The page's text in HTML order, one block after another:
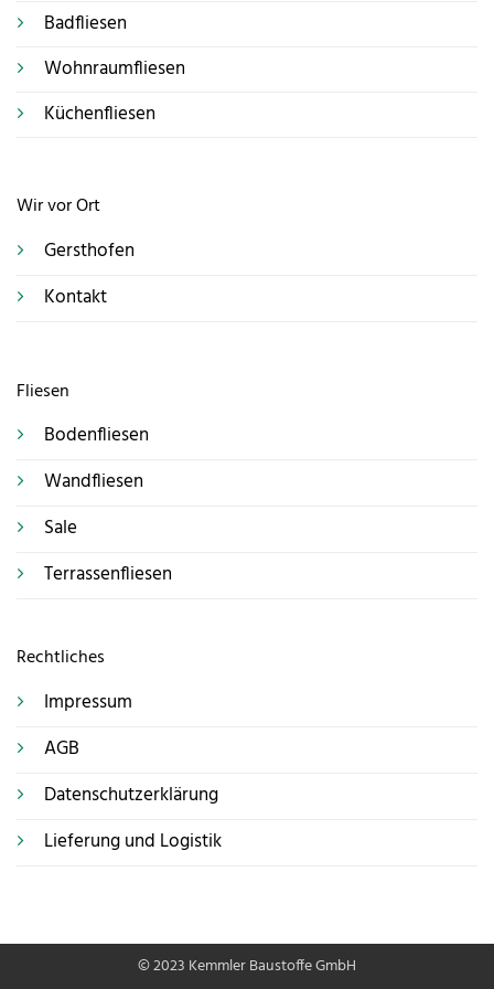
Badfliesen
Wohnraumfliesen
Küchenfliesen
Fliesen
Bodenfliesen
Wandfliesen
Sale
Terrassenfliesen
Rechtliches
Impressum
AGB
Datenschutzerklärung
Lieferung und Logistik
Wir vor Ort
Gersthofen
Kontakt
© 2023 Kemmler Baustoffe GmbH